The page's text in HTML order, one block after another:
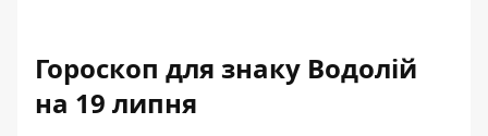
Гороскоп для знаку Водолій
на 19 липня